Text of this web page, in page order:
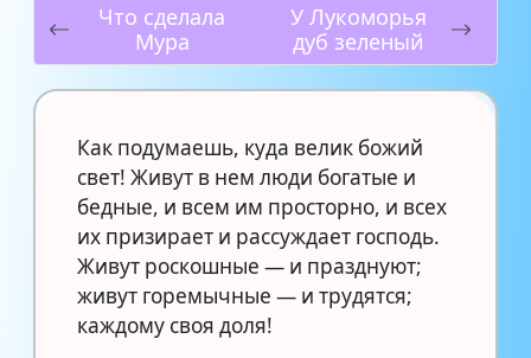
Что сделала
Мура
У Лукоморья
дуб зеленый
Как подумаешь, куда велик божий
свет! Живут в нем люди богатые и
бедные, и всем им просторно, и всех
их призирает и рассуждает господь.
Живут роскошные — и празднуют;
живут горемычные — и трудятся;
каждому своя доля!